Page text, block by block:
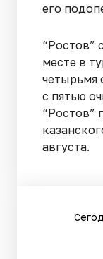
его
“Ростов”
месте в
четырьмя
с пятью
“Ростов”
августа.